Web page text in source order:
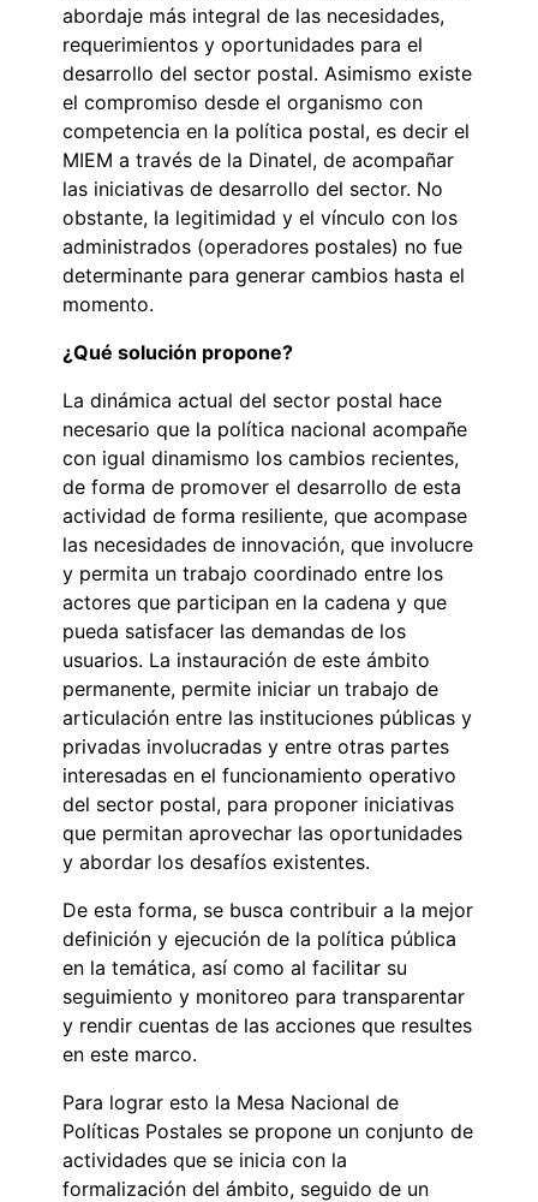
abordaje más integral de las necesidades,
requerimientos y oportunidades para el
desarrollo del sector postal. Asimismo existe
el compromiso desde el organismo con
competencia en la política postal, es decir el
MIEM a través de la Dinatel, de acompañar
las iniciativas de desarrollo del sector. No
obstante, la legitimidad y el vínculo con los
administrados (operadores postales) no fue
determinante para generar cambios hasta el
momento.
¿Qué solución propone?
La dinámica actual del sector postal hace
necesario que la política nacional acompañe
con igual dinamismo los cambios recientes,
de forma de promover el desarrollo de esta
actividad de forma resiliente, que acompase
las necesidades de innovación, que involucre
y permita un trabajo coordinado entre los
actores que participan en la cadena y que
pueda satisfacer las demandas de los
usuarios. La instauración de este ámbito
permanente, permite iniciar un trabajo de
articulación entre las instituciones públicas y
privadas involucradas y entre otras partes
interesadas en el funcionamiento operativo
del sector postal, para proponer iniciativas
que permitan aprovechar las oportunidades
y abordar los desafíos existentes.
De esta forma, se busca contribuir a la mejor
definición y ejecución de la política pública
en la temática, así como al facilitar su
seguimiento y monitoreo para transparentar
y rendir cuentas de las acciones que resultes
en este marco.
Para lograr esto la Mesa Nacional de
Políticas Postales se propone un conjunto de
actividades que se inicia con la
formalización del ámbito, seguido de un